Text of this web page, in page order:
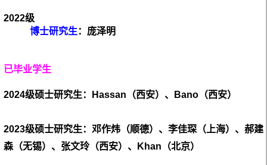
2022级
博士研究生： 庞泽明
已毕业学生
2024级硕士研究生： Hassan（西安）、Bano（西安）
2023级硕士研究生：邓作炜（顺德）、李佳琛（上海）、郝建
森（无锡）、张文玲（西安）、
Khan（北京）